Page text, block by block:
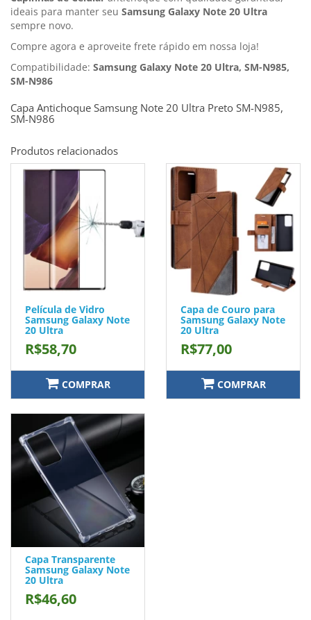
ideais para manter seu Samsung Galaxy Note 20 Ultra
sempre novo.
Compre agora e aproveite frete rápido em nossa loja!
Compatibilidade: Samsung Galaxy Note 20 Ultra, SM-N985,
SM-N986
Capa Antichoque Samsung Note 20 Ultra Preto SM-N985,
SM-N986
Produtos relacionados
Película de Vidro
Samsung Galaxy Note
20 Ultra
R$58,70
COMPRAR
Capa de Couro para
Samsung Galaxy Note
20 Ultra
R$77,00
COMPRAR
Capa Transparente
Samsung Galaxy Note
20 Ultra
R$46,60